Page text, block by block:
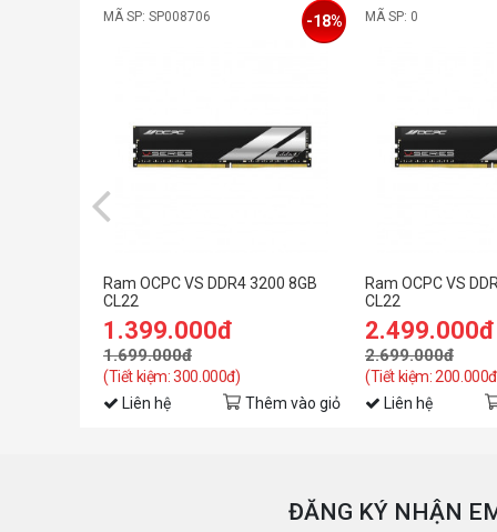
MÃ SP: SP008706
Ram OCPC VS DDR4 3200 8GB
CL22
1.399.000đ
1.699.000đ
(Tiết kiệm: 300.000đ)
-18%
Liên hệ Thêm vào giỏ
MÃ SP: 0
Ram OCPC VS
CL22
2.499.000đ
2.699.000đ
(Tiết kiệm:
Liên hệ
ĐĂNG KÝ NHẬN